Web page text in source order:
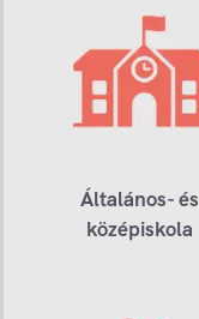
Általános- és
középiskola